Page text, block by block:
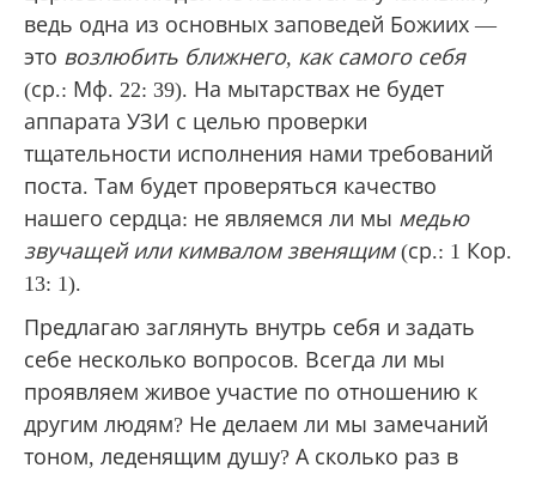
ведь одна из основных заповедей Божиих —
это возлюбить ближнего, как самого себя
(ср.: Мф. 22: 39). На мытарствах не будет
аппарата УЗИ с целью проверки
тщательности исполнения нами требований
поста. Там будет проверяться качество
нашего сердца: не являемся ли мы медью
звучащей или кимвалом звенящим(ср.: 1 Кор.
13: 1).
Предлагаю заглянуть внутрь себя и задать
себе несколько вопросов. Всегда ли мы
проявляем живое участие по отношению к
другим людям? Не делаем ли мы замечаний
тоном, леденящим душу? А сколько раз в